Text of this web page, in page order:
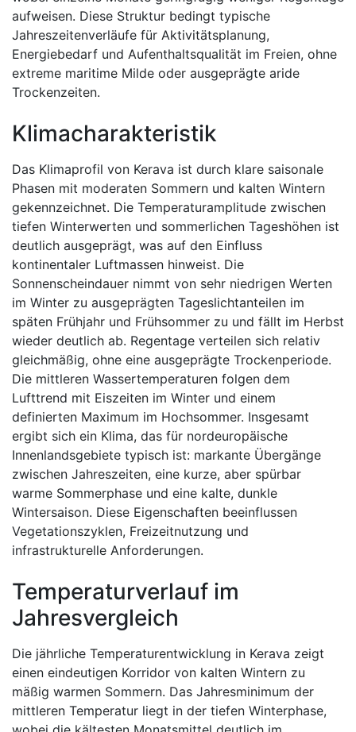
aufweisen. Diese Struktur bedingt typische
Jahreszeitenverläufe für Aktivitätsplanung,
Energiebedarf und Aufenthaltsqualität im Freien, ohne
extreme maritime Milde oder ausgeprägte aride
Trockenzeiten.
Klimacharakteristik
Das Klimaprofil von Kerava ist durch klare saisonale
Phasen mit moderaten Sommern und kalten Wintern
gekennzeichnet. Die Temperaturamplitude zwischen
tiefen Winterwerten und sommerlichen Tageshöhen ist
deutlich ausgeprägt, was auf den Einfluss
kontinentaler Luftmassen hinweist. Die
Sonnenscheindauer nimmt von sehr niedrigen Werten
im Winter zu ausgeprägten Tageslichtanteilen im
späten Frühjahr und Frühsommer zu und fällt im Herbst
wieder deutlich ab. Regentage verteilen sich relativ
gleichmäßig, ohne eine ausgeprägte Trockenperiode.
Die mittleren Wassertemperaturen folgen dem
Lufttrend mit Eiszeiten im Winter und einem
definierten Maximum im Hochsommer. Insgesamt
ergibt sich ein Klima, das für nordeuropäische
Innenlandsgebiete typisch ist: markante Übergänge
zwischen Jahreszeiten, eine kurze, aber spürbar
warme Sommerphase und eine kalte, dunkle
Wintersaison. Diese Eigenschaften beeinflussen
Vegetationszyklen, Freizeitnutzung und
infrastrukturelle Anforderungen.
Temperaturverlauf im
Jahresvergleich
Die jährliche Temperaturentwicklung in Kerava zeigt
einen eindeutigen Korridor von kalten Wintern zu
mäßig warmen Sommern. Das Jahresminimum der
mittleren Temperatur liegt in der tiefen Winterphase,